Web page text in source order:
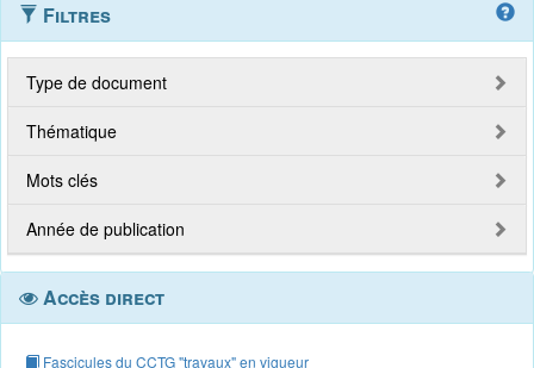
Filtres
Type de document
Thématique
Mots clés
Année de publication
Accès direct
Fascicules du CCTG "travaux" en vigueur